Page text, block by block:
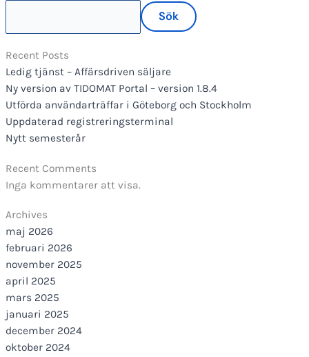
Sök
Recent Posts
Ledig tjänst – Affärsdriven säljare
Ny version av TIDOMAT Portal – version 1.8.4
Utförda användarträffar i Göteborg och Stockholm
Uppdaterad registreringsterminal
Nytt semesterår
Recent Comments
Inga kommentarer att visa.
Archives
maj 2026
februari 2026
november 2025
april 2025
mars 2025
januari 2025
december 2024
oktober 2024